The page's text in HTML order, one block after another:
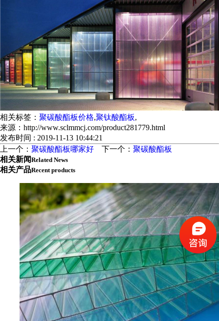
相关标签： 聚碳酸酯板价格,聚钛酸酯板,
来源：http://www.sclmmcj.com/product281779.html
发布时间 : 2019-11-13 10:44:21
上一个： 聚碳酸酯板哪家好 下一个： 聚碳酸酯板
相关新闻Related News
相关产品Recent products